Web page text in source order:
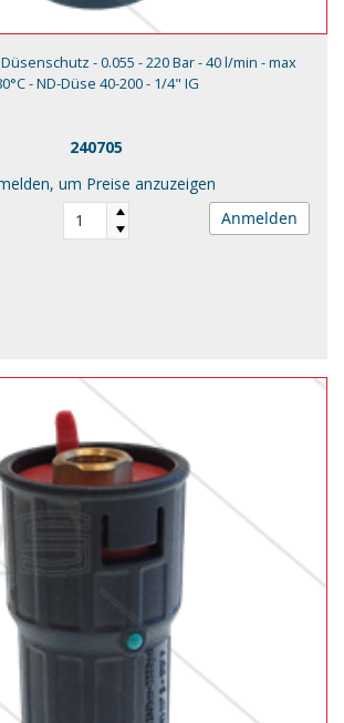
- 0.055 - 220 Bar - 40 l/min - max
- ND-Düse 40-200 - 1/4" IG
240705
um Preise anzuzeigen
Anmelden